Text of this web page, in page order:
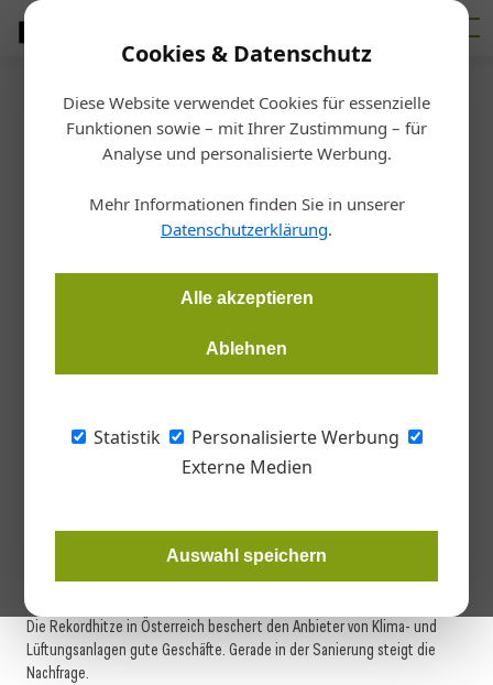
Cookies & Datenschutz
Diese Website verwendet Cookies für essenzielle
Funktionen sowie – mit Ihrer Zustimmung – für
Analyse und personalisierte Werbung.
Mehr Informationen finden Sie in unserer
Datenschutzerklärung.
Alle akzeptieren
Ablehnen
Statistik
Personalisierte Werbung
Externe Medien
Auswahl speichern
Homepage/Klima
Klima
KI braucht Kühlung
Sanierungsgeschäft mit Handbremse
14. Juli 2026
„Warum diskutieren wir überhaupt noch?“
Karriere in der Heizungs-, Gas- und Sanitärtechnik
die Meisterprüfung Heizungstechnik und die Befähigungsprüfung
Gas- und Sanitärtechnik vor. Lehrgangsstart: 31. August 2026
Klima und Lüftung zum Nachrüsten
Die Rekordhitze in Österreich beschert den Anbieter von Klima- und
Lüftungsanlagen gute Geschäfte. Gerade in der Sanierung steigt die
Nachfrage.